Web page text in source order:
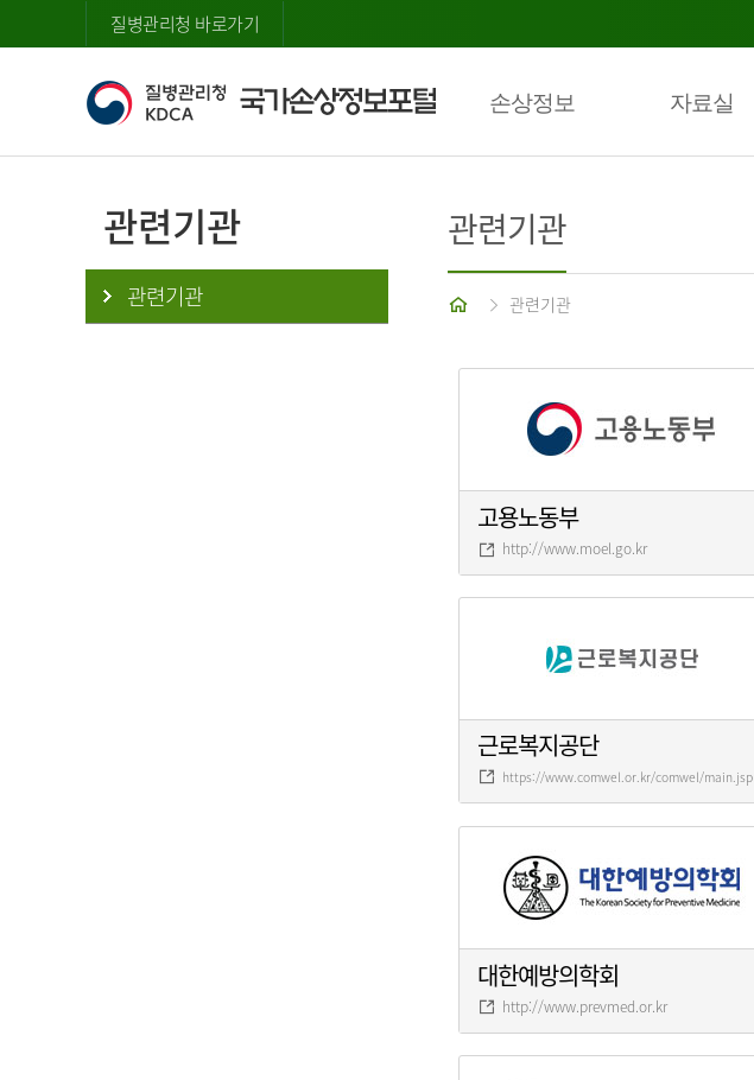
질병관리청 바로가기
손상정보 자료실
관련기관
관련기관
관련기관
홈 관련기관
고용노동부
http://www.moel.go.kr
근로복지공단
https://www.comwel.or.kr/comwel/main.jsp
대한예방의학회
http://www.prevmed.or.kr